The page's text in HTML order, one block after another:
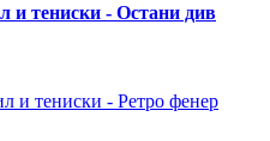
и тениски - Остани див